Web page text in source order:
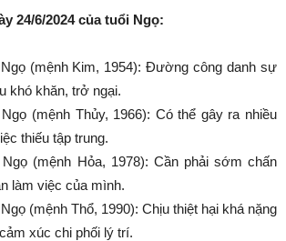
24/6/2024 của tuổi Ngọ:
(mệnh Kim, 1954): Đường công danh sự
khó khăn, trở ngại.
(mệnh Thủy, 1966): Có thể gây ra nhiều
thiếu tập trung.
(mệnh Hỏa, 1978): Cần phải sớm chấn
làm việc của mình.
(mệnh Thổ, 1990): Chịu thiệt hại khá nặng
xúc chi phối lý trí.